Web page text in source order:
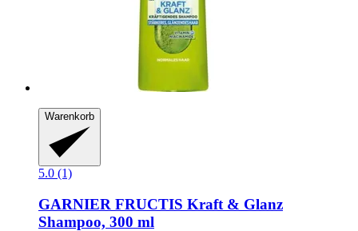
Warenkorb
5.0 (1)
GARNIER FRUCTIS Kraft & Glanz
Shampoo, 300 ml